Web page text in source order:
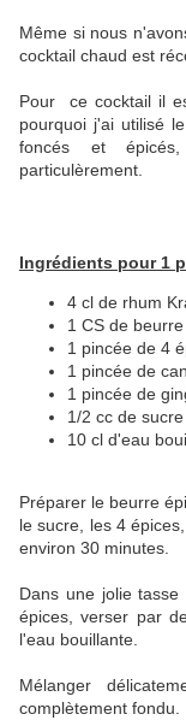
Même si nous
cocktail chaud est
Pour ce cocktail il
pourquoi j'ai utilisé
foncés et
particulèrement.
Ingrédients pour 1
4 cl de rhum
1 CS de
1 pincée de 4
1 pincée de
1 pincée de
1/2 cc de
10 cl d'eau
Préparer le beurre
le sucre, les 4
environ 30 minutes.
Dans une jolie
épices, verser par
l'eau bouillante.
Mélanger
complètement fondu.